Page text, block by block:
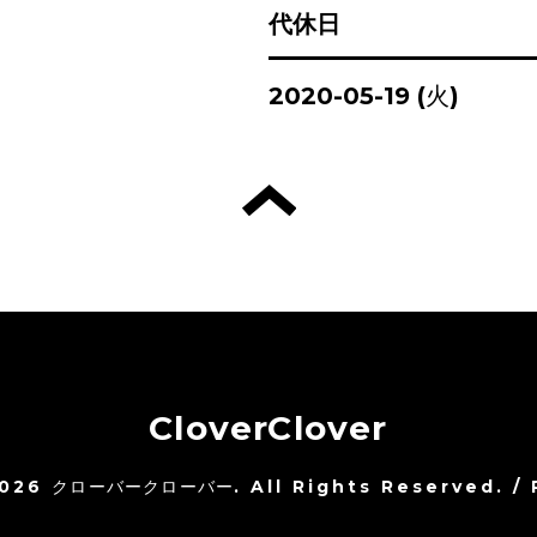
代休日
2020-05-19 (火)
CloverClover
クローバークローバー. All Rights Reserved. /